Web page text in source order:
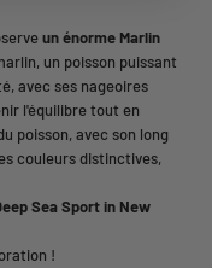
un énorme Marlin
un poisson puissant
avec ses nageoires
l'équilibre tout en
poisson, avec son long
couleurs distinctives,
Sea Sport in New
!